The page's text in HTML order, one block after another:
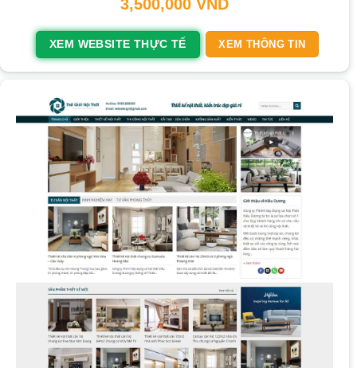
3,500,000 VND
XEM WEBSITE THỰC TẾ XEM THÔNG TIN